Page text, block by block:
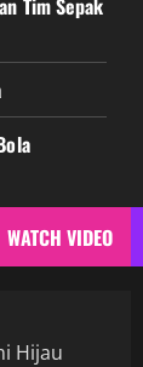
Tim Sepak
WATCH VIDEO
Hijau